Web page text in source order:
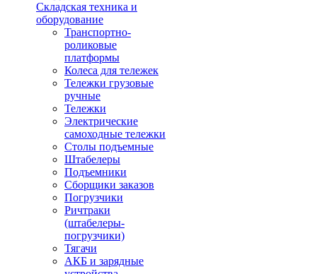
Складская техника и
оборудование
Транспортно-
роликовые
платформы
Колеса для тележек
Тележки грузовые
ручные
Тележки
Электрические
самоходные тележки
Столы подъемные
Штабелеры
Подъемники
Сборщики заказов
Погрузчики
Ричтраки
(штабелеры-
погрузчики)
Тягачи
АКБ и зарядные